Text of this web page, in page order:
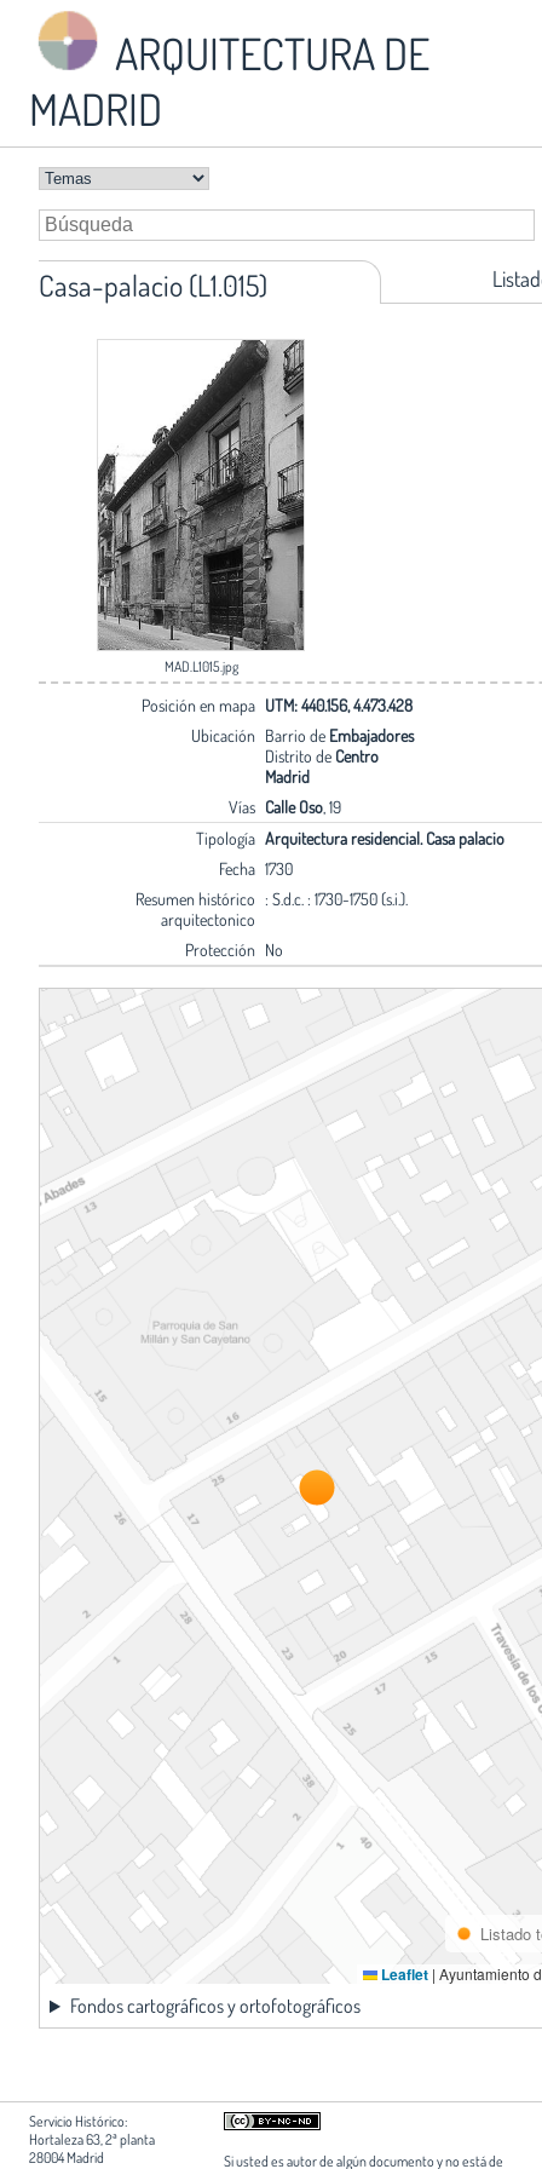
ARQUITECTURA DE
MADRID
Casa-palacio (L1.015)
MAD.L1015.jpg
Posición en mapa UTM: 440.156, 4.473.428
Ubicación Barrio de Embajadores
Distrito de Centro
Madrid
Vías Calle Oso, 19
Tipología Arquitectura residencial. Casa palacio
Fecha 1730
Resumen histórico
arquitectonico
: S.d.c. : 1730-1750 (s.i.).
Protección No
Listado
Leaflet | Ayuntamiento
Fondos cartográficos y ortofotográficos
Servicio Histórico:
Hortaleza 63, 2ª planta
28004 Madrid
Si usted es autor de algún documento y no está de